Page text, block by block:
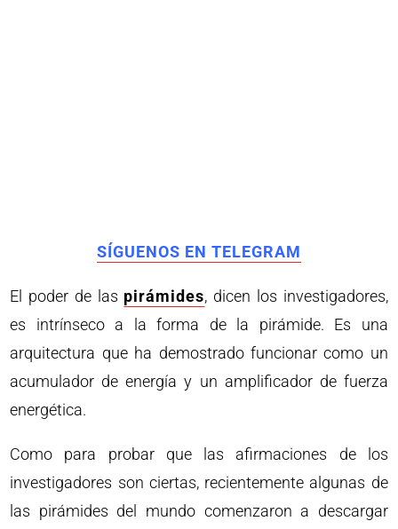
SÍGUENOS EN TELEGRAM
El poder de las pirámides, dicen los investigadores,
es intrínseco a la forma de la pirámide. Es una
arquitectura que ha demostrado funcionar como un
acumulador de energía y un amplificador de fuerza
energética.
Como para probar que las afirmaciones de los
investigadores son ciertas, recientemente algunas de
las pirámides del mundo comenzaron a descargar